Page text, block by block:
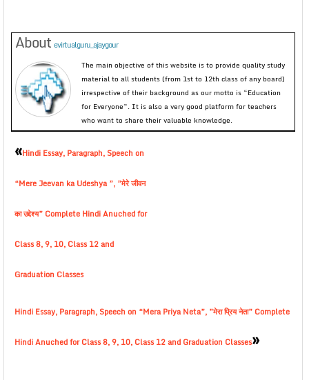
About evirtualguru_ajaygour
The main objective of this website is to provide quality study
material to all students (from 1st to 12th class of any board)
irrespective of their background as our motto is “Education
for Everyone”. It is also a very good platform for teachers
who want to share their valuable knowledge.
«Hindi Essay, Paragraph, Speech on
“Mere Jeevan ka Udeshya ”, ”मेरे जीवन
का उद्देश्य” Complete Hindi Anuched for
Class 8, 9, 10, Class 12 and
Graduation Classes
Hindi Essay, Paragraph, Speech on “Mera Priya Neta”, ”मेरा प्रिय नेता” Complete
Hindi Anuched for Class 8, 9, 10, Class 12 and Graduation Classes»